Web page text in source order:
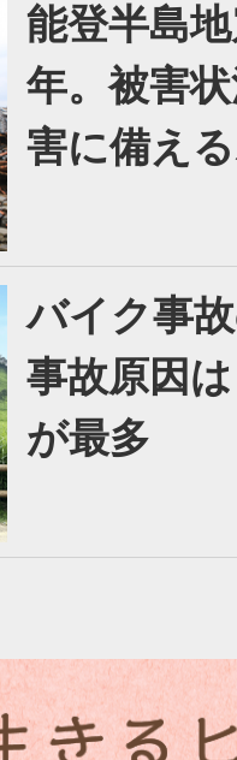
能登半島
年。被害
害に備え
バイク事
事故原因
が最多